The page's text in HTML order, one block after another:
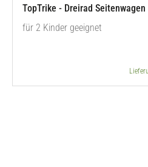
TopTrike - Dreirad Seitenwagen
für 2 Kinder geeignet